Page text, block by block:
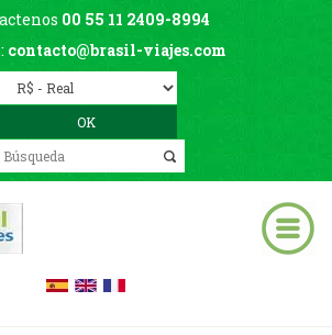
00 55 11 2409-8994
contacto@brasil-viajes.com